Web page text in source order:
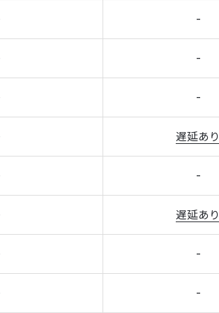
-
-
-
遅延あり
-
遅延あり
-
-